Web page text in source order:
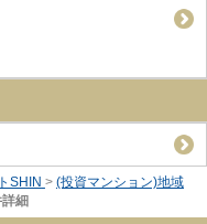
SHIN > (投資マンション)地域
細